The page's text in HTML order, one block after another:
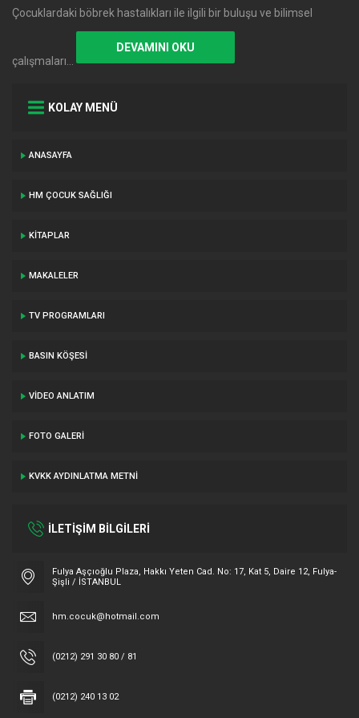
Çocuklardaki böbrek hastalıkları ile ilgili bir buluşu ve bilimsel
çalışmaları…
DEVAMINI OKU
KOLAY MENÜ
ANASAYFA
HM ÇOCUK SAĞLIĞI
KITAPLAR
MAKALELER
TV PROGRAMLARI
BASIN KÖŞESI
VIDEO ANLATIM
FOTO GALERI
KVKK AYDINLATMA METNI
İLETİŞİM BİLGİLERİ
Fulya Aşçıoğlu Plaza, Hakkı Yeten Cad. No: 17, Kat 5, Daire 12, Fulya-
Şişli / İSTANBUL
hm.cocuk@hotmail.com
(0212) 291 30 80 / 81
(0212) 240 13 02